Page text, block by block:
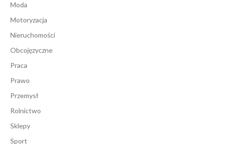
Moda
Motoryzacja
Nieruchomości
Obcojęzyczne
Praca
Prawo
Przemysł
Rolnictwo
Sklepy
Sport